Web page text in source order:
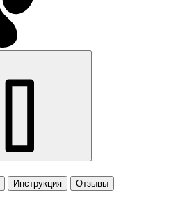
Инструкция
Отзывы